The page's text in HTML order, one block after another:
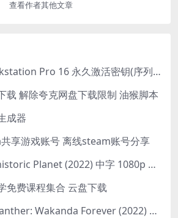
查看作者其他文章
VMware Workstation Pro 16 永久激活密钥(序列号)
载 解除夸克网盘下载限制 油猴脚本
成器
享游戏账号 离线steam账号分享
史前星球 Prehistoric Planet (2022) 中字 1080p 高清 阿里云盘 2022.5.27已更新全集
免费课程集合 云盘下载
黑豹2 Black Panther: Wakanda Forever (2022) 高清版